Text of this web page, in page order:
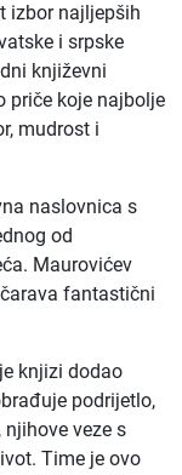
izbor najljepših
i srpske
književni
priče koje najbolje
mudrost i
naslovnica s
od
Maurovićev
fantastični
knjizi dodao
podrijetlo,
veze s
Time je ovo